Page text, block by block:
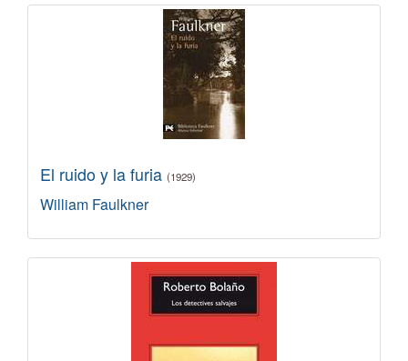
El ruido y la furia (1929)
William Faulkner